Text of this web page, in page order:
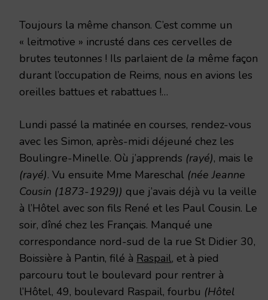
Toujours la même chanson. C’est comme un
« leitmotive » incrusté dans ces cervelles de
brutes teutonnes ! Ils parlaient de la même façon
durant l’occupation de Reims, nous en avions les
oreilles battues et rabattues !…
Lundi passé la matinée en courses, rendez-vous
avec les Simon, après-midi déjeuné chez les
Boulingre-Minelle. Où j’apprends (rayé), mais le
(rayé). Vu ensuite Mme Mareschal (née Jeanne
Cousin (1873-1929)) que j’avais déjà vu la veille
à l’Hôtel avec son fils René et les Paul Cousin. Le
soir, dîné chez les Français. Manqué une
correspondance nord-sud de la rue St Didier 30,
Boissière à Pantin, filé à Raspail, et à pied
parcouru tout le boulevard pour rentrer à
l’Hôtel, 49, boulevard Raspail, fourbu (Hôtel